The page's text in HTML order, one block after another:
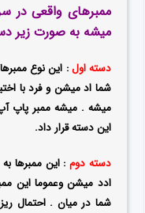
ممبرهای واقعی در
میشه به صورت زیر
دسته اول: این نوع
شما اد میشن و فرد با
میشه . میشه ممبر پاپ
این دسته قرار داد.
دسته دوم: این ممبرها
ادد میشن وعموما این
شما در میان . احتمال